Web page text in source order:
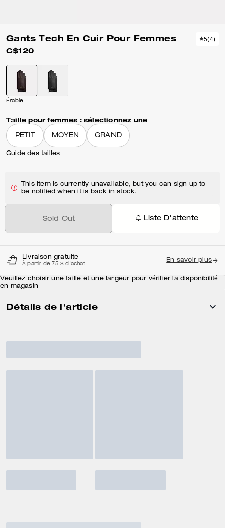
Gants Tech En Cuir Pour Femmes
C$120
5(4)
Érable
Taille pour femmes : sélectionnez une
PETIT MOYEN GRAND
Guide des tailles
This item is currently unavailable, but you can sign up to
be notified when it is back in stock.
Sold Out Liste D'attente
Livraison gratuite
À partir de 75 $ d'achat
En savoir plus
Veuillez choisir une taille et une largeur pour vérifier la disponibilité
en magasin
Détails de l'article